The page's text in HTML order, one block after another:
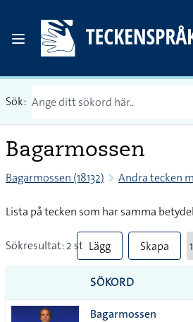
Sök:
Bagarmossen
Bagarmossen (18132) Andra tecken
Lista på tecken som har samma
Sökresultat: 2 st Lägg
till
alla i
Skapa
SÖKORD
Bagarmossen